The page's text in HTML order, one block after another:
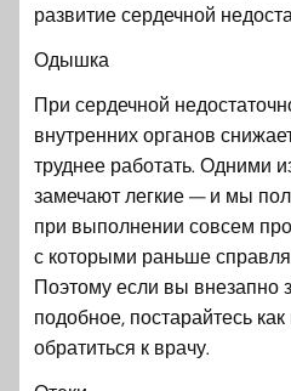
развитие сердечной
Одышка
При сердечной
внутренних органов
труднее работать. Одними
замечают легкие — и мы
при выполнении совсем
с которыми раньше
Поэтому если вы внезапно
подобное, постарайтесь
обратиться к врачу.